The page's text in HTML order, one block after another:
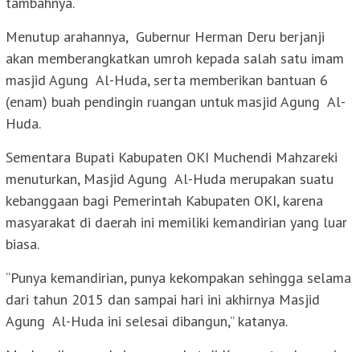
Menutup arahannya, Gubernur Herman Deru berjanji
akan memberangkatkan umroh kepada salah satu imam
masjid Agung Al-Huda, serta memberikan bantuan 6
(enam) buah pendingin ruangan untuk masjid Agung Al-
Huda.
Sementara Bupati Kabupaten OKI Muchendi Mahzareki
menuturkan, Masjid Agung Al-Huda merupakan suatu
kebanggaan bagi Pemerintah Kabupaten OKI, karena
masyarakat di daerah ini memiliki kemandirian yang luar
biasa.
“Punya kemandirian, punya kekompakan sehingga selama
dari tahun 2015 dan sampai hari ini akhirnya Masjid
Agung Al-Huda ini selesai dibangun,” katanya.